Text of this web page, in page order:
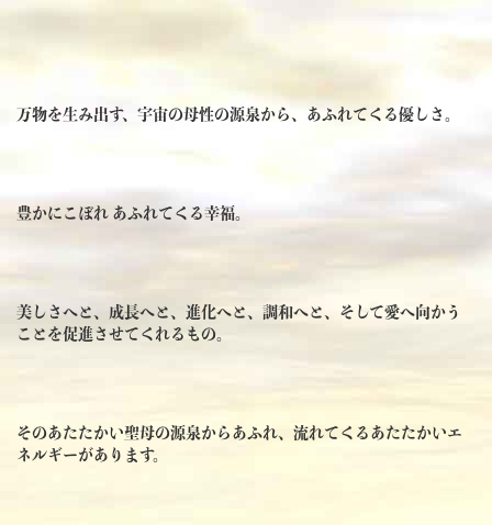
万物を生み出す、宇宙の母性の源泉から、あふれてくる優しさ。
豊かにこぼれ あふれてくる幸福。
美しさへと、成長へと、進化へと、調和へと、そして愛へ向かう
ことを促進させてくれるもの。
そのあたたかい聖母の源泉からあふれ、流れてくるあたたかいエ
ネルギーがあります。